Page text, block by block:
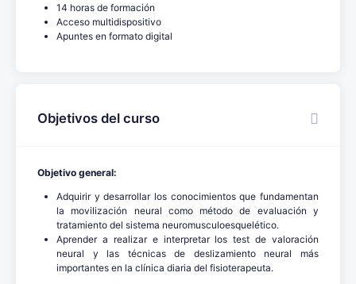
14 horas de formación
Acceso multidispositivo
Apuntes en formato digital
Objetivos del curso
Objetivo general:
Adquirir y desarrollar los conocimientos que fundamentan
la movilización neural como método de evaluación y
tratamiento del sistema neuromusculoesquelético.
Aprender a realizar e interpretar los test de valoración
neural y las técnicas de deslizamiento neural más
importantes en la clínica diaria del fisioterapeuta.